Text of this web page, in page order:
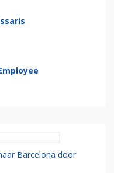
Barcelona door